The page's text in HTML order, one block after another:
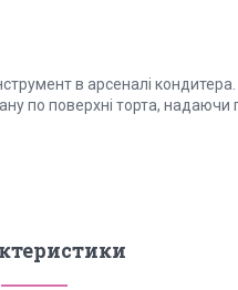
в арсеналі
по поверхні торта, надаючи